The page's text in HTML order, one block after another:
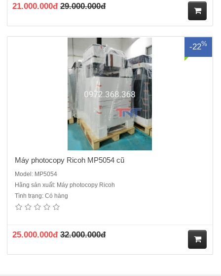
21.000.000đ 29.000.000đ
ua
-22%
Máy photocopy Ricoh MP5054 cũ
Model: MP5054
Hãng sản xuất: Máy photocopy Ricoh
Tình trạng: Có hàng
25.000.000đ 32.000.000đ